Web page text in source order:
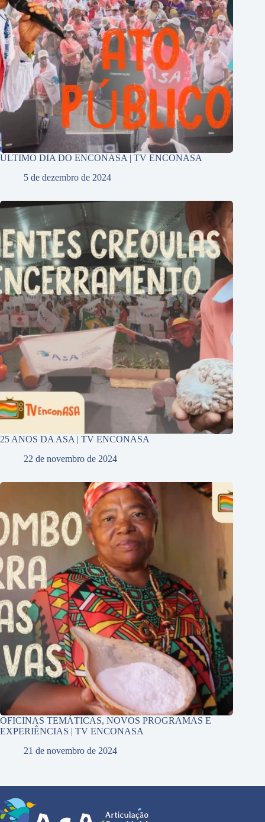
ÚLTIMO DIA DO ENCONASA | TV ENCONASA
5 de dezembro de 2024
25 ANOS DA ASA | TV ENCONASA
22 de novembro de 2024
OFICINAS TEMÁTICAS, NOVOS PROGRAMAS E
EXPERIÊNCIAS | TV ENCONASA
21 de novembro de 2024